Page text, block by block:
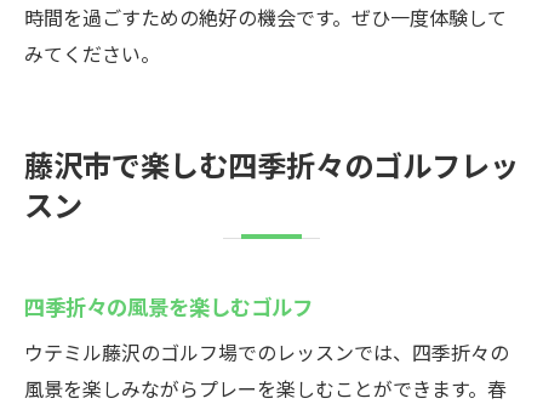
時間を過ごすための絶好の機会です。ぜひ一度体験して
みてください。
藤沢市で楽しむ四季折々のゴルフレッ
スン
四季折々の風景を楽しむゴルフ
ウテミル藤沢のゴルフ場でのレッスンでは、四季折々の
風景を楽しみながらプレーを楽しむことができます。春